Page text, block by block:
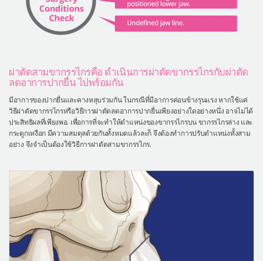
ผ่าตัดสามขากรรไกรคือ ดำเนินการผ่าตัดขากรรไกรกับผ่าตัด
ลดอาการปากยื่น ไปพร้อมกัน
มีอาการของปากยื่นและคางหลุบร่วมกัน ในกรณีที่มีอาการค่อนข้างรุนแรง หากใช้แค่
วิธีผ่าตัดขากรรไกรหรือวิธีการผ่าตัดลดอาการปากยื่นเพียงอย่างใดอย่างหนึ่ง อาจไม่ได้
ประสิทธิผลที่เพียงพอ. เพื่อการที่จะทำให้ตำแหน่งของขากรรไกรบน ขากรรไกรล่าง และ
กระดูกเหงือก มีความสมดุลด้วยกันทั้งหมดแล้วละก็ จึงต้องทำการปรับตำแหน่งทั้งสาม
อย่าง จึงจำเป็นต้องใช้วิธีการผ่าตัดสามขากรรไกร.